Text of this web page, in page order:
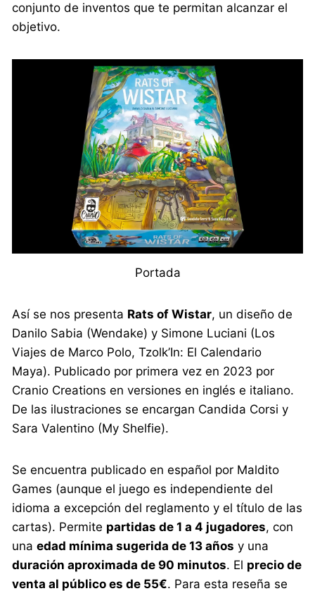
conjunto de inventos que te permitan alcanzar el
objetivo.
Portada
Así se nos presenta Rats of Wistar, un diseño de
Danilo Sabia (Wendake) y Simone Luciani (Los
Viajes de Marco Polo, Tzolk’In: El Calendario
Maya). Publicado por primera vez en 2023 por
Cranio Creations en versiones en inglés e italiano.
De las ilustraciones se encargan Candida Corsi y
Sara Valentino (My Shelfie).
Se encuentra publicado en español por Maldito
Games (aunque el juego es independiente del
idioma a excepción del reglamento y el título de las
cartas). Permite partidas de 1 a 4 jugadores, con
unaedad mínima sugerida de 13 años y una
duración aproximada de 90 minutos. El precio de
venta al público es de 55€. Para esta reseña se